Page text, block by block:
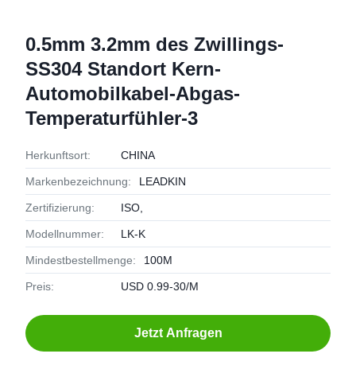
0.5mm 3.2mm des Zwillings-
SS304 Standort Kern-
Automobilkabel-Abgas-
Temperaturfühler-3
Herkunftsort: CHINA
Markenbezeichnung: LEADKIN
Zertifizierung: ISO,
Modellnummer: LK-K
Mindestbestellmenge: 100M
Preis: USD 0.99-30/M
Jetzt Anfragen